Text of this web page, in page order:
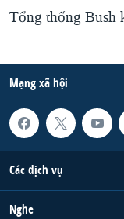
Tổng thống Bush
Mạng xã hội
Các dịch vụ
Nghe